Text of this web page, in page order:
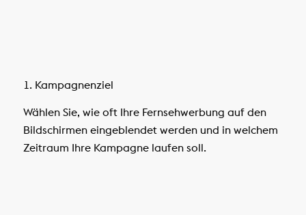
1. Kampagnenziel
Wählen Sie, wie oft Ihre Fernsehwerbung auf den
Bildschirmen eingeblendet werden und in welchem
Zeitraum Ihre Kampagne laufen soll.